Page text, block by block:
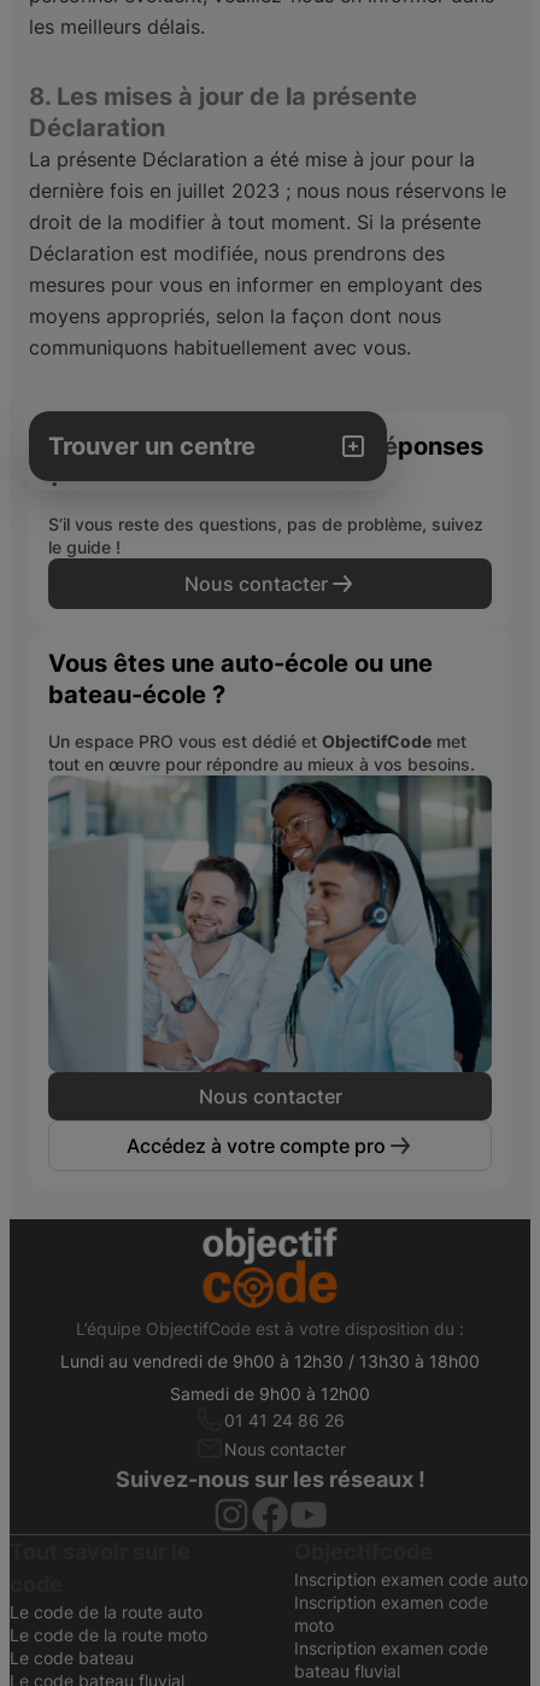
les meilleurs délais.
8. Les mises à jour de la présente
Déclaration
La présente Déclaration a été mise à jour pour la
dernière fois en juillet 2023 ; nous nous réservons le
droit de la modifier à tout moment. Si la présente
Déclaration est modifiée, nous prendrons des
mesures pour vous en informer en employant des
moyens appropriés, selon la façon dont nous
communiquons habituellement avec vous.
Trouver un centre
Trouver un centre
Vous n’avez pas trouvé vos réponses
?
S’il vous reste des questions, pas de problème, suivez
le guide !
Nous contacter
Vous êtes une auto-école ou une
bateau-école ?
Un espace PRO vous est dédié et ObjectifCode met
tout en œuvre pour répondre au mieux à vos besoins.
Nous contacter
Accédez à votre compte pro
L’équipe ObjectifCode est à votre disposition du :
Lundi au vendredi de 9h00 à 12h30 / 13h30 à 18h00
Samedi de 9h00 à 12h00
01 41 24 86 26
Nous contacter
Suivez-nous sur les réseaux !
Le code de la route auto
Le code de la route moto
Le code bateau
Le code bateau fluvial
Inscription examen code auto
Inscription examen code
moto
Inscription examen code
bateau fluvial